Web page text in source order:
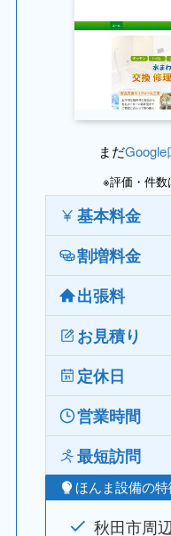
まだGoogle
※評価・件数
基本料金
割増料金
出張料
お見積り
定休日
営業時間
最短訪問
ほんま設備の
秋田市周